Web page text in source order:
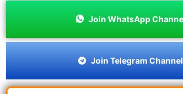
Join WhatsApp
Join Telegram Channel